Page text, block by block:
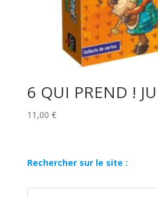
6 QUI PREND !
11,00 €
Rechercher sur le site :